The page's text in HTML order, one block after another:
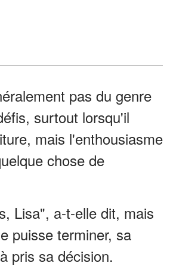
pas du genre
surtout lorsqu'il
mais l'enthousiasme
chose de
Lisa", a-t-elle dit, mais
puisse terminer, sa
pris sa décision.